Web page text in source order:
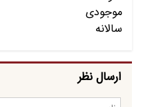
ارسال نظر